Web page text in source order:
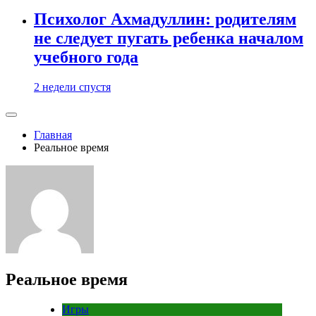
Психолог Ахмадуллин: родителям
не следует пугать ребенка началом
учебного года
2 недели спустя
Главная
Реальное время
Реальное время
Игры